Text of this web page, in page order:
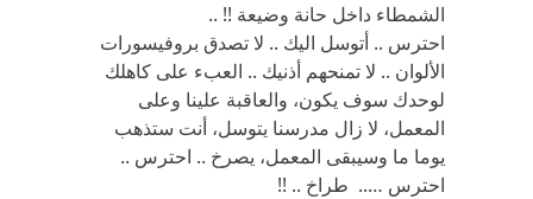
الشمطاء داخل حانة وضيعة !! ..
احترس .. أتوسل اليك .. لا تصدق بروفيسورات
الألوان .. لا تمنحهم أذنيك .. العبء على كاهلك
لوحدك سوف يكون، والعاقبة علينا وعلى
المعمل، لا زال مدرسنا يتوسل، أنت ستذهب
يوما ما وسيبقى المعمل، يصرخ .. احترس ..
احترس ….. طراخ .. !!